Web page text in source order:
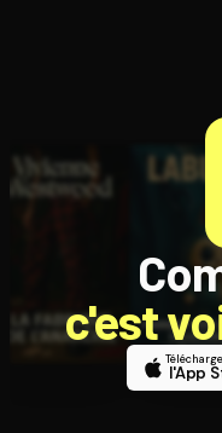
c'est
l'App